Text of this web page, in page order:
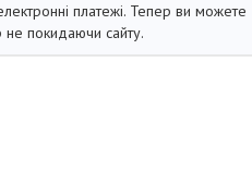
платежі. Тепер ви можете
не покидаючи сайту.